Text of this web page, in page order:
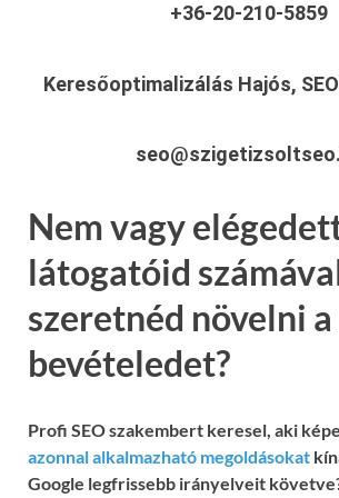
+36-20-210-5859
Keresőoptimalizálás Hajós,
Nem vagy
látogatóid
szeretnéd növelni a
bevételedet?
Profi SEO szakembert keresel, aki
azonnal alkalmazható megoldásokat
Google legfrissebb irányelveit